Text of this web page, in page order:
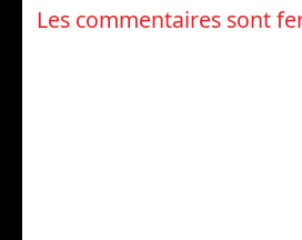
Les commentaires sont